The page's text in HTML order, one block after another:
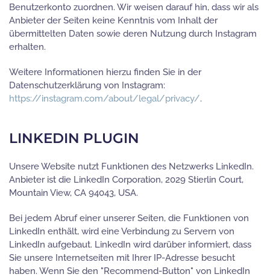
Benutzerkonto zuordnen. Wir weisen darauf hin, dass wir als
Anbieter der Seiten keine Kenntnis vom Inhalt der
übermittelten Daten sowie deren Nutzung durch Instagram
erhalten.
Weitere Informationen hierzu finden Sie in der
Datenschutzerklärung von Instagram:
https://instagram.com/about/legal/privacy/.
LINKEDIN PLUGIN
Unsere Website nutzt Funktionen des Netzwerks LinkedIn.
Anbieter ist die LinkedIn Corporation, 2029 Stierlin Court,
Mountain View, CA 94043, USA.
Bei jedem Abruf einer unserer Seiten, die Funktionen von
LinkedIn enthält, wird eine Verbindung zu Servern von
LinkedIn aufgebaut. LinkedIn wird darüber informiert, dass
Sie unsere Internetseiten mit Ihrer IP-Adresse besucht
haben. Wenn Sie den "Recommend-Button" von LinkedIn